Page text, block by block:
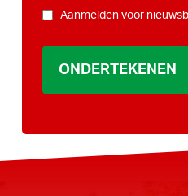
NIEUWSBRIEF
Aanmelden voor